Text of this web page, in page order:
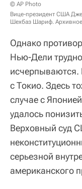
© AP Photo
Вице-президент США
Шехбаз Шариф.
Однако
Нью-Дели
исчерпываются.
с Токио. Здесь
случае с
удалось
Верховный суд
серьезной
американского